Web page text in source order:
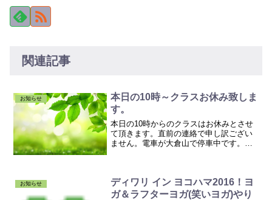
関連記事
お知らせ
本日の10時～クラスお休み致しま
す。
本日の10時からのクラスはお休みとさせ
て頂きます。直前の連絡で申し訳ござい
ません。電車が大倉山で停車中です。宜
お知らせ
ディワリ イン ヨコハマ2016！ヨ
ガ＆ラフターヨガ(笑いヨガ)やり